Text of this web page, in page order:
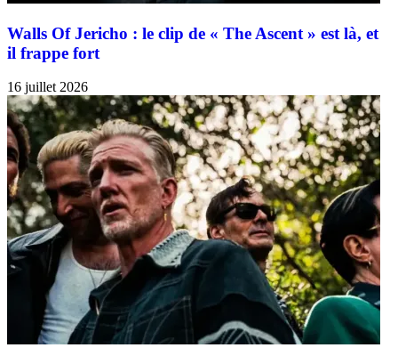
Walls Of Jericho : le clip de « The Ascent » est là, et
il frappe fort
16 juillet 2026